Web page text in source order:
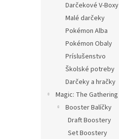
Darčekové V-Boxy
Malé darčeky
Pokémon Alba
Pokémon Obaly
Príslušenstvo
Školské potreby
Darčeky a hračky
Magic: The Gathering
Booster Balíčky
Draft Boostery
Set Boostery